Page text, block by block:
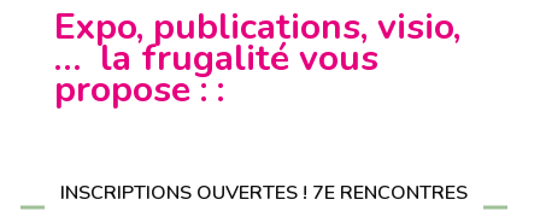
Expo, publications, visio,
… la frugalité vous
propose : :
INSCRIPTIONS OUVERTES ! 7E RENCONTRES